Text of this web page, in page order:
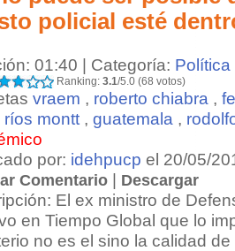
policial esté
01:40 | Categoría: Política
Ranking: 3.1/5.0 (68 votos)
vraem , roberto chiabra ,
ríos montt , guatemala ,
por: idehpucp el 20/05/
Comentario | Descargar
El ex ministro de
en Tiempo Global que lo
no es el sino la calidad de